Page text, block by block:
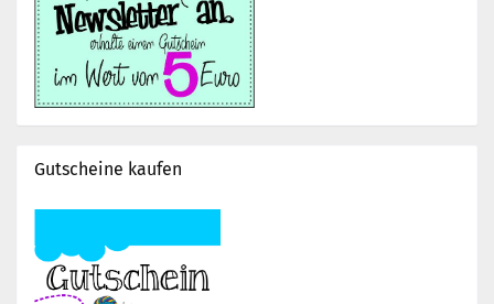
Gutscheine kaufen